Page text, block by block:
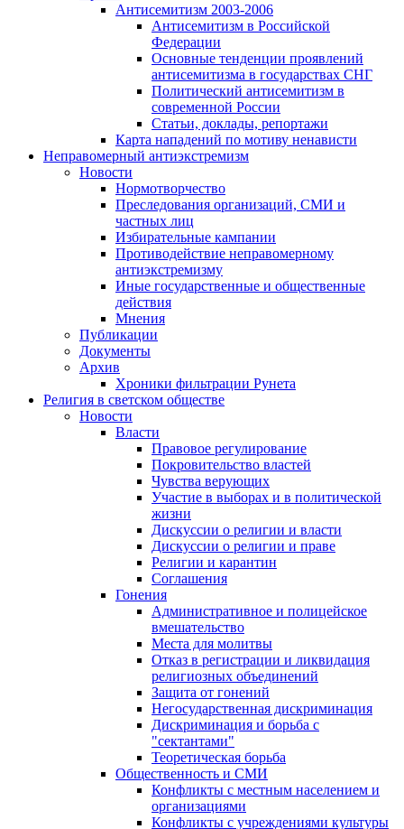
Антисемитизм 2003-2006
Антисемитизм в Российской
Федерации
Основные тенденции проявлений
антисемитизма в государствах СНГ
Политический антисемитизм в
современной России
Статьи, доклады, репортажи
Карта нападений по мотиву ненависти
Неправомерный антиэкстремизм
Новости
Нормотворчество
Преследования организаций, СМИ и
частных лиц
Избирательные кампании
Противодействие неправомерному
антиэкстремизму
Иные государственные и общественные
действия
Мнения
Публикации
Документы
Архив
Хроники фильтрации Рунета
Религия в светском обществе
Новости
Власти
Правовое регулирование
Покровительство властей
Чувства верующих
Участие в выборах и в политической
жизни
Дискуссии о религии и власти
Дискуссии о религии и праве
Религии и карантин
Соглашения
Гонения
Административное и полицейское
вмешательство
Места для молитвы
Отказ в регистрации и ликвидация
религиозных объединений
Защита от гонений
Негосударственная дискриминация
Дискриминация и борьба с
"сектантами"
Теоретическая борьба
Общественность и СМИ
Конфликты с местным населением и
организациями
Конфликты с учреждениями культуры